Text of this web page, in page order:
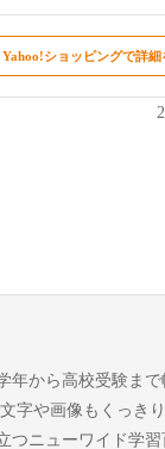
Yahoo!ショッピングで詳細
年から高校受験まで
字や画像もくっき
つニューワイド学習